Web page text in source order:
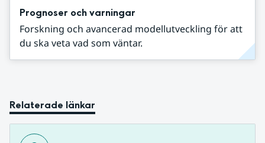
Prognoser och varningar
Forskning och avancerad modellutveckling för att
du ska veta vad som väntar.
Relaterade länkar